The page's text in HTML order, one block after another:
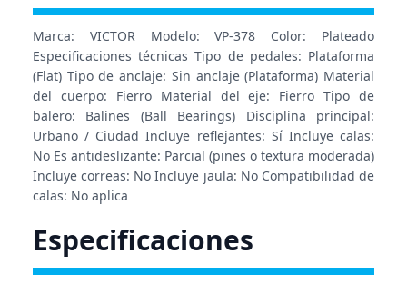
Marca: VICTOR Modelo: VP-378 Color: Plateado
Especificaciones técnicas Tipo de pedales: Plataforma
(Flat) Tipo de anclaje: Sin anclaje (Plataforma) Material
del cuerpo: Fierro Material del eje: Fierro Tipo de
balero: Balines (Ball Bearings) Disciplina principal:
Urbano / Ciudad Incluye reflejantes: Sí Incluye calas:
No Es antideslizante: Parcial (pines o textura moderada)
Incluye correas: No Incluye jaula: No Compatibilidad de
calas: No aplica
Especificaciones